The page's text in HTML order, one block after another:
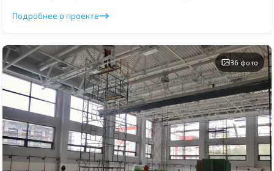
Подробнее о проекте
36 фото